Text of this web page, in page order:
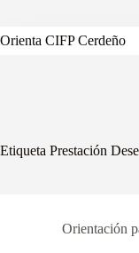
contenido
Orienta CIFP Cerdeño
Etiqueta Prestación
Orientación